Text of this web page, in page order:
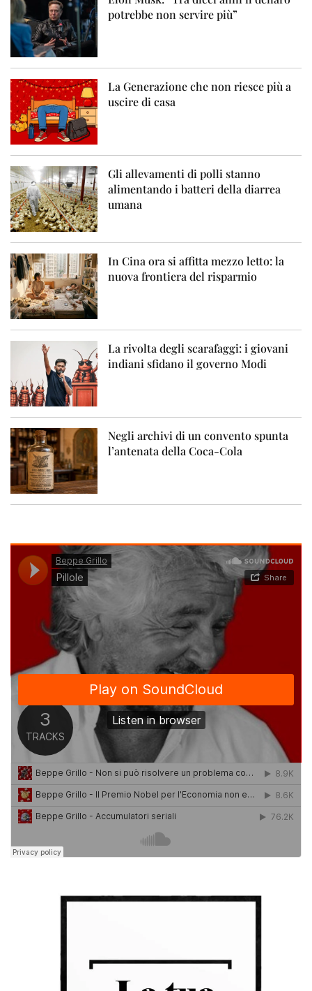
potrebbe non servire più”
La Generazione che non riesce più a
uscire di casa
Gli allevamenti di polli stanno
alimentando i batteri della diarrea
umana
In Cina ora si affitta mezzo letto: la
nuova frontiera del risparmio
La rivolta degli scarafaggi: i giovani
indiani sfidano il governo Modi
Negli archivi di un convento spunta
l’antenata della Coca-Cola